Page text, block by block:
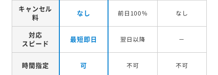
キャンセル
料
なし 前日100％ なし
対応
スピード
最短即日 翌日以降 －
時間指定 可 不可 不可